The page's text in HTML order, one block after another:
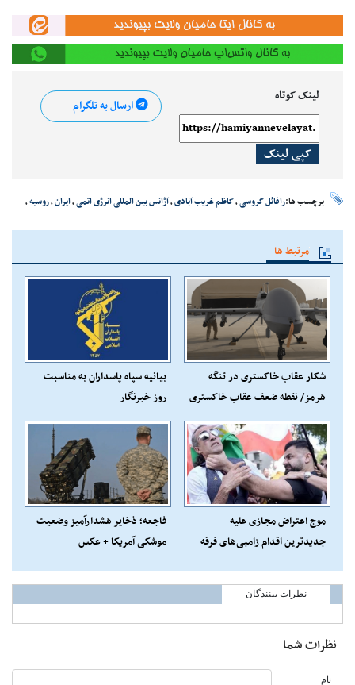
لینک کوتاه
کپی لینک
ارسال به تلگرام
برچسب ها:رافائل گروسی،کاظم غریب آبادی،آژانس بین المللی انرژی اتمی،ایران،روسیه،
مرتبط ها
شکار عقاب خاکستری در تنگه
هرمز/ نقطه ضعف عقاب خاکستری
در مقابل ایران+عکس
بیانیه سپاه پاسداران به مناسبت
روز خبرنگار
موج اعتراض مجازی علیه
جدیدترین اقدام زامبی‌های فرقه
فاجعه؛ ذخایر هشدارآمیز وضعیت
موشکی آمریکا + عکس
نظرات بینندگان
نظرات شما
نام